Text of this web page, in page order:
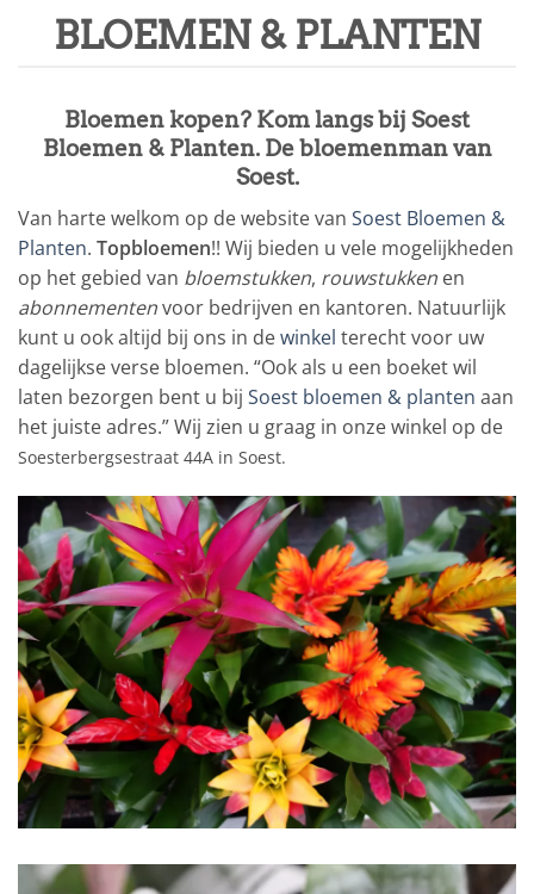
BLOEMEN & PLANTEN
Bloemen kopen? Kom langs bij Soest
Bloemen & Planten. De bloemenman van
Soest.
Van harte welkom op de website van Soest Bloemen &
Planten. Topbloemen!! Wij bieden u vele mogelijkheden
op het gebied van bloemstukken, rouwstukkenen
abonnementenvoor bedrijven en kantoren. Natuurlijk
kunt u ook altijd bij ons in dewinkel terecht voor uw
dagelijkse verse bloemen. “Ook als u een boeket wil
laten bezorgen bent u bij Soest bloemen & planten aan
het juiste adres.” Wij zien u graag in onze winkel op de
Soesterbergsestraat 44A in Soest.